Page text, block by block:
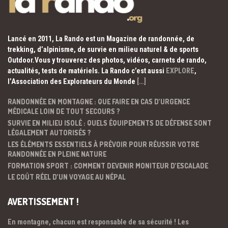
Lancé en 2011, La Rando est un Magazine de randonnée, de
trekking, d’alpinisme, de survie en milieu naturel & de sports
Outdoor.Vous y trouverez des photos, vidéos, carnets de rando,
actualités, tests de matériels. La Rando c’est aussi EXPLORE,
l’Association des Explorateurs du Monde […]
RANDONNÉE EN MONTAGNE : QUE FAIRE EN CAS D’URGENCE
MÉDICALE LOIN DE TOUT SECOURS ?
SURVIE EN MILIEU ISOLÉ : QUELS ÉQUIPEMENTS DE DÉFENSE SONT
LÉGALEMENT AUTORISÉS ?
LES ÉLÉMENTS ESSENTIELS À PRÉVOIR POUR RÉUSSIR VOTRE
RANDONNÉE EN PLEINE NATURE
FORMATION SPORT : COMMENT DEVENIR MONITEUR D’ESCALADE
LE COÛT RÉEL D’UN VOYAGE AU NÉPAL
AVERTISSEMENT !
En montagne, chacun est responsable de sa sécurité ! Les